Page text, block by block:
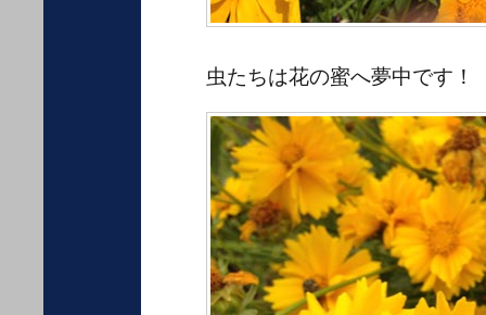
虫たちは花の蜜へ夢中です！